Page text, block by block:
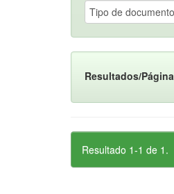
Resultados/Página
Resultado 1-1 de 1.